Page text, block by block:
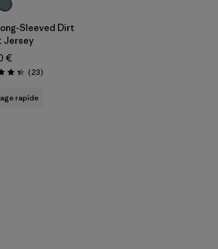
Sleeved Dirt
Jersey
€
4.3 / 5
(23Avis
)
rapide